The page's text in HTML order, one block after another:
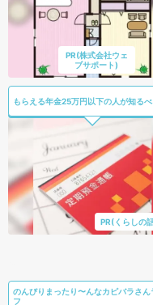
PR(株式会社ウェ
ブサポート)
もらえる年金25万円以下の人が知る
PR(くらしの
のんびりまったり〜んなカピバラさん
フ